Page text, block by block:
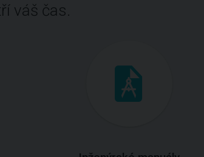
váš čas.